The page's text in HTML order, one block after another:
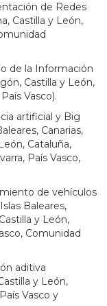
de Redes
Castilla y León,
de la Información
Castilla y León,
Vasco).
artificial y Big
Canarias,
Cataluña,
País Vasco,
de vehículos
Baleares,
y León,
Comunidad
aditiva
y León,
Vasco y